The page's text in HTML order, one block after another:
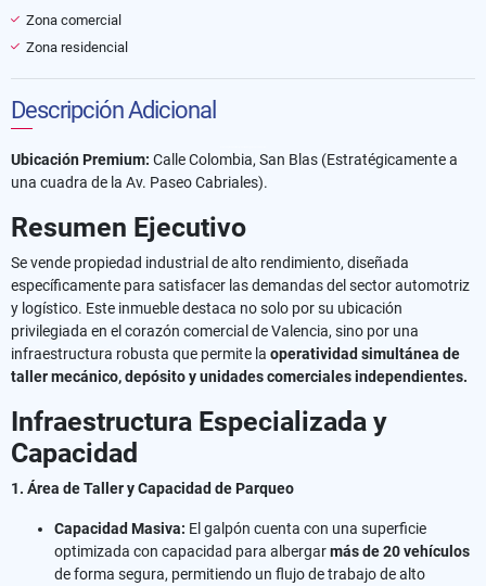
Zona comercial
Zona residencial
Descripción Adicional
Ubicación Premium: Calle Colombia, San Blas (Estratégicamente a
una cuadra de la Av. Paseo Cabriales).
Resumen Ejecutivo
​Se vende propiedad industrial de alto rendimiento, diseñada
específicamente para satisfacer las demandas del sector automotriz
y logístico. Este inmueble destaca no solo por su ubicación
privilegiada en el corazón comercial de Valencia, sino por una
infraestructura robusta que permite la operatividad simultánea de
taller mecánico, depósito y unidades comerciales independientes.
Infraestructura Especializada y
Capacidad
1. Área de Taller y Capacidad de Parqueo
Capacidad Masiva: El galpón cuenta con una superficie
optimizada con capacidad para albergarmás de 20 vehículos
de forma segura, permitiendo un flujo de trabajo de alto